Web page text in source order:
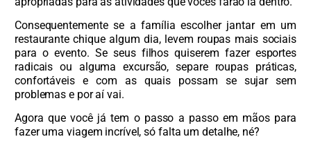
Consequentemente se a família escolher jantar em um
restaurante chique algum dia, levem roupas mais sociais
para o evento. Se seus filhos quiserem fazer esportes
radicais ou alguma excursão, separe roupas práticas,
confortáveis e com as quais possam se sujar sem
problemas e por aí vai.
Agora que você já tem o passo a passo em mãos para
fazer uma viagem incrível, só falta um detalhe, né?